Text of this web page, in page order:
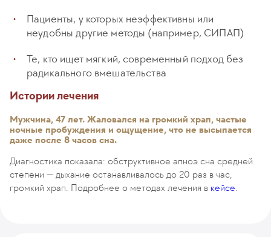
Пациенты, у которых неэффективны или
неудобны другие методы (например, СИПАП)
Те, кто ищет мягкий, современный подход без
радикального вмешательства
Истории лечения
Мужчина, 47 лет. Жаловался на громкий храп, частые
ночные пробуждения и ощущение, что не высыпается
даже после 8 часов сна.
Диагностика показала: обструктивное апноэ сна средней
степени — дыхание останавливалось до 20 раз в час,
громкий храп. Подробнее о методах лечения в кейсе.